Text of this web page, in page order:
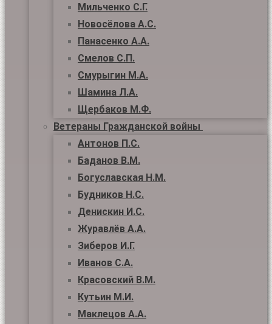
Мильченко С.Г.
Новосёлова А.С.
Панасенко А.А.
Смелов С.П.
Смурыгин М.А.
Шамина Л.А.
Щербаков М.Ф.
Ветераны Гражданской войны
Антонов П.С.
Баданов В.М.
Богуславская Н.М.
Будников Н.С.
Денискин И.С.
Журавлёв А.А.
Зиберов И.Г.
Иванов С.А.
Красовский В.М.
Кутьин М.И.
Маклецов А.А.